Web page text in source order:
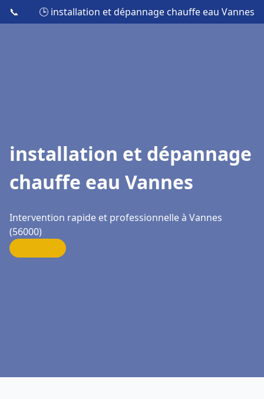
📞 🕒 installation et dépannage chauffe eau Vannes
installation et dépannage
chauffe eau Vannes
Intervention rapide et professionnelle à Vannes
(56000)